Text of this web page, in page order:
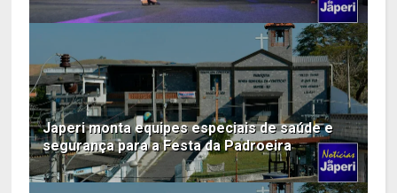
Japeri monta equipes especiais de saúde e
segurança para a Festa da Padroeira